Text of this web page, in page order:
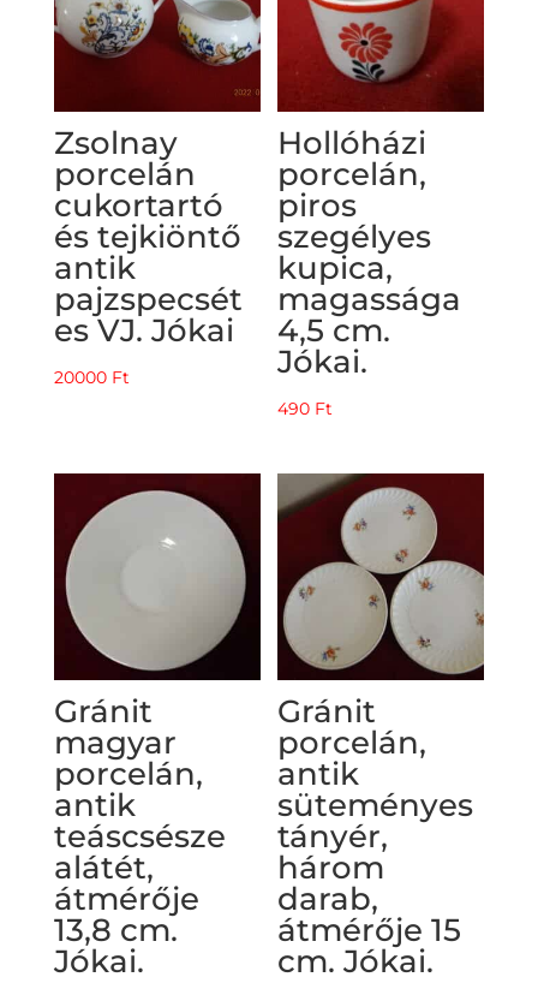
Zsolnay
porcelán
cukortartó
és tejkiöntő
antik
pajzspecsét
es VJ. Jókai
20000 Ft
Hollóházi
porcelán,
piros
szegélyes
kupica,
magassága
4,5 cm.
Jókai.
490 Ft
Gránit
magyar
porcelán,
antik
teáscsésze
alátét,
átmérője
13,8 cm.
Jókai.
Gránit
porcelán,
antik
süteményes
tányér,
három
darab,
átmérője 15
cm. Jókai.